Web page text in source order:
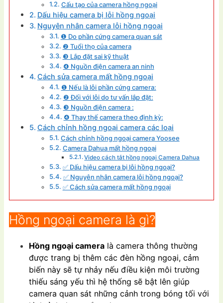
Cấu tạo của camera hồng ngoại
Dấu hiệu camera bị lỗi hồng ngoại
Nguyên nhân camera lỗi hồng ngoại
❶ Do phần cứng camera quan sát
❷ Tuổi thọ của camera
❸ Lắp đặt sai kỹ thuật
❹ Nguồn điện camera an ninh
Cách sửa camera mất hồng ngoại
❶ Nếu là lỗi phần cứng camera:
❷ Đối với lỗi do tư vấn lắp đặt:
❸ Nguồn điện camera :
❹ Thay thế camera theo định kỳ:
Cách chỉnh hồng ngoại camera các loại
Cách chỉnh hồng ngoại camera Yoosee
Camera Dahua mất hồng ngoại
Video cách tắt hồng ngoại Camera Dahua
✅ Dấu hiệu camera bị lỗi hồng ngoại?
✅ Nguyên nhân camera lỗi hồng ngoại?
✅ Cách sửa camera mất hồng ngoại
Hồng ngoại camera là gì?
Hồng ngoại camera là camera thông thường
được trang bị thêm các đèn hồng ngoại, cảm
biến này sẽ tự nhảy nếu điều kiện môi trường
thiếu sáng yếu thì hệ thống sẽ bật lên giúp
camera quan sát những cảnh trong bóng tối với